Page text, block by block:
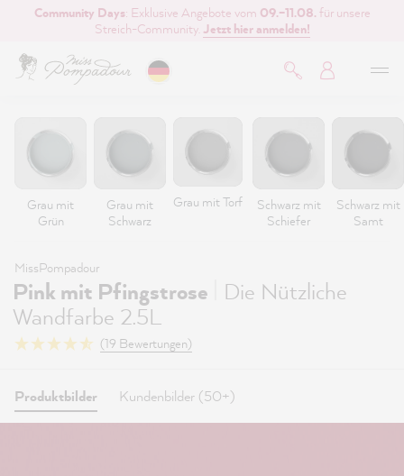
springen
Community Days: Exklusive Angebote vom 09.–11.08. für unsere
Streich-Community. Jetzt hier anmelden!
Grau mit
Grün
Grau mit
Schwarz
Grau mit Torf
Schwarz mit
Schiefer
Schwarz mit
Samt
MissPompadour
Pink mit Pfingstrose
Die Nützliche
Wandfarbe 2.5L
(19 Bewertungen)
Produktbilder Kundenbilder (50+)